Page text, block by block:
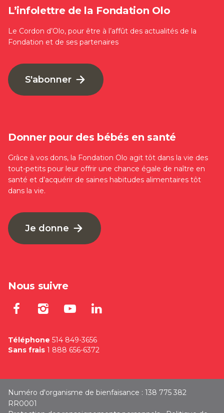
L’infolettre de la Fondation Olo
Le Cordon d’Olo, pour être à l’affût des actualités de la
Fondation et de ses partenaires
S'abonner
Donner pour des bébés en santé
Grâce à vos dons, la Fondation Olo agit tôt dans la vie des
tout-petits pour leur offrir une chance égale de naître en
santé et d’acquérir de saines habitudes alimentaires tôt
dans la vie.
Je donne
Nous suivre
Lien externe au site. S'ouvre
Lien externe au site.
Lien externe au site.
Téléphone 514 849-3656
Sans frais 1 888 656-6372
Numéro d'organisme de bienfaisance : 138 775 382
RR0001